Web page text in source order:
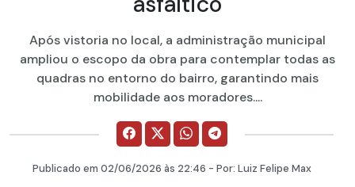
Após vistoria no local, a administração municipal
ampliou o escopo da obra para contemplar todas as
quadras no entorno do bairro, garantindo mais
mobilidade aos moradores....
Publicado em 02/06/2026 às 22:46 - Por: Luiz Felipe Max